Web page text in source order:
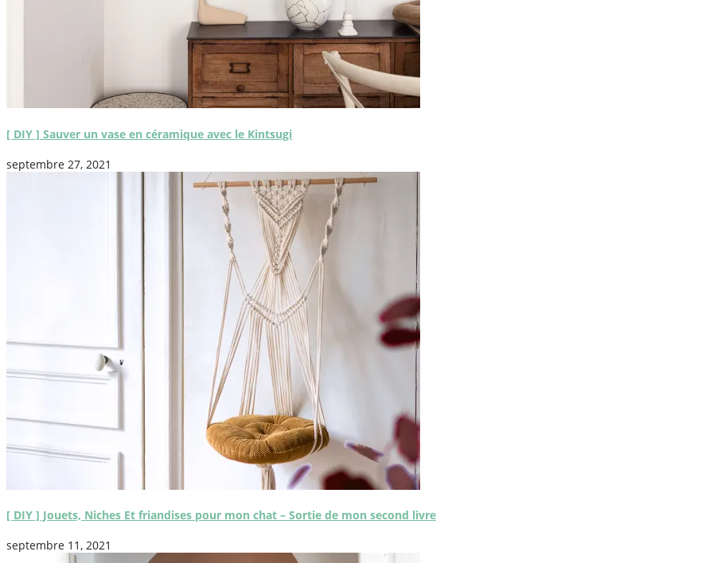
[ DIY ] Sauver un vase en céramique avec le Kintsugi
septembre 27, 2021
[ DIY ] Jouets, Niches Et friandises pour mon chat – Sortie de mon second livre
septembre 11, 2021